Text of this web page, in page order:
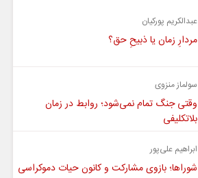
عبدالکریم پورکیان
مردارِ زمان یا ذبیحِ حق؟
سولماز منزوی
وقتی جنگ تمام نمی‌شود؛ روابط در زمان
بلاتکلیفی
ابراهیم علی‌پور
شوراها؛ بازوی مشارکت و کانون حیات دموکراسی